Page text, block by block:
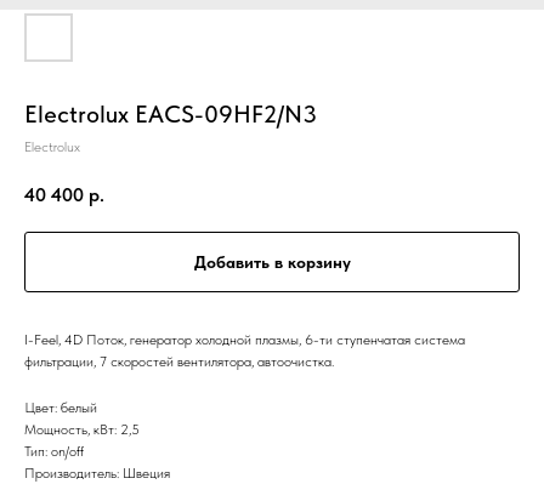
Electrolux EACS-09HF2/N3
Electrolux
40 400 р.
Добавить в корзину
I-Feel, 4D Поток, генератор холодной плазмы, 6-ти ступенчатая система
фильтрации, 7 скоростей вентилятора, автоочистка.
Цвет: белый
Мощность, кВт: 2,5
Тип: on/off
Производитель: Швеция